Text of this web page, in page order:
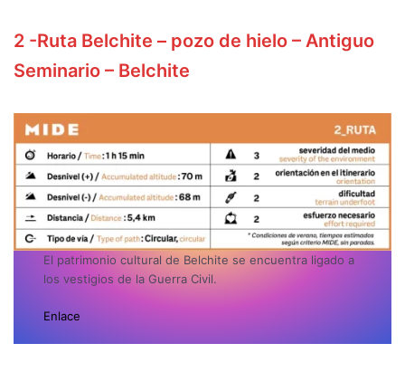
2 -Ruta Belchite – pozo de hielo – Antiguo
Seminario – Belchite
El patrimonio cultural de Belchite se encuentra ligado a
los vestigios de la Guerra Civil.
Enlace